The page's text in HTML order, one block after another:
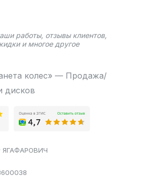
работы, отзывы клиентов,
и многое другое
колес» — Продажа/
дисков
ЯГАФАРОВИЧ